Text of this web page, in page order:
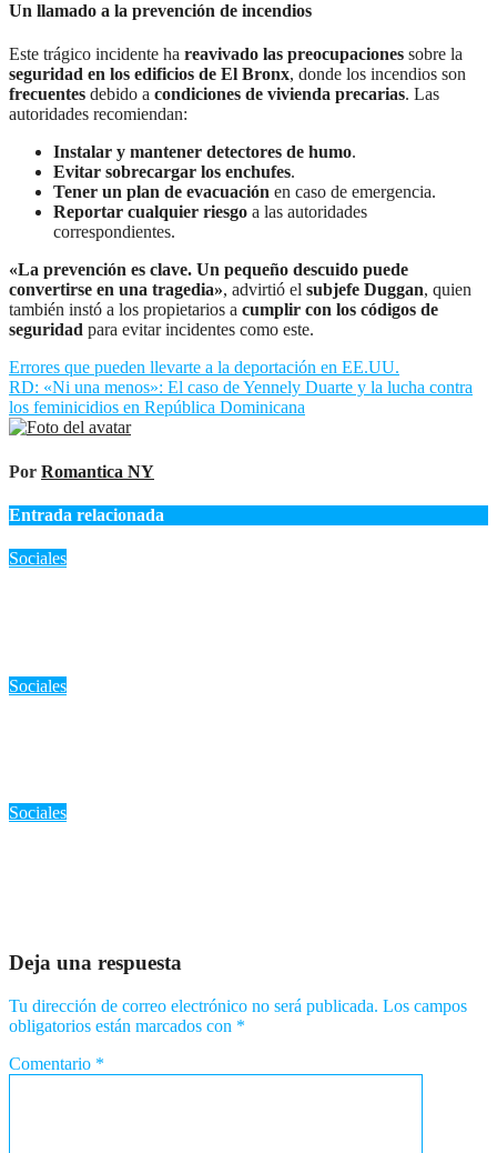
Un llamado a la prevención de incendios
Este trágico incidente ha reavivado las preocupaciones sobre la
seguridad en los edificios de El Bronx, donde los incendios son
frecuentes debido a condiciones de vivienda precarias. Las
autoridades recomiendan:
Instalar y mantener detectores de humo.
Evitar sobrecargar los enchufes.
Tener un plan de evacuación en caso de emergencia.
Reportar cualquier riesgo a las autoridades
correspondientes.
«La prevención es clave. Un pequeño descuido puede
convertirse en una tragedia», advirtió el subjefe Duggan, quien
también instó a los propietarios a cumplir con los códigos de
seguridad para evitar incidentes como este.
Navegación
de
entradas
Errores que pueden llevarte a la deportación en EE.UU.
RD: «Ni una menos»: El caso de Yennely Duarte y la lucha contra
los feminicidios en República Dominicana
Por Romantica NY
Entrada relacionada
Sociales
Sociales
Sociales
Deja una respuesta
Tu dirección de correo electrónico no será publicada. Los campos
obligatorios están marcados con *
Comentario *